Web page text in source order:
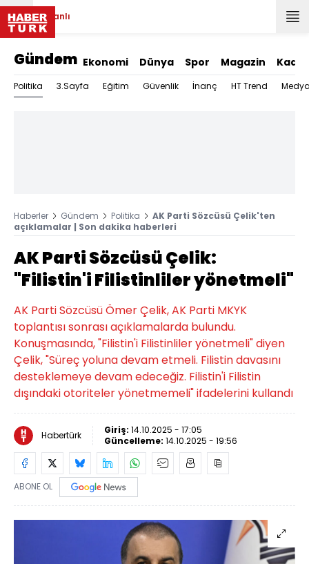
Canlı
Gündem Ekonomi Dünya Spor Magazin Kadın
Politika 3.Sayfa Eğitim Güvenlik İnanç HT Trend
Haberler Gündem Politika
AK Parti Sözcüsü Çelik'ten
açıklamalar | Son dakika haberleri
AK Parti Sözcüsü Çelik:
"Filistin'i Filistinliler yönetmeli"
AK Parti Sözcüsü Ömer Çelik, AK Parti MKYK
toplantısı sonrası açıklamalarda bulundu.
Konuşmasında, "Filistin'i Filistinliler yönetmeli" diyen
Çelik, "Süreç yoluna devam etmeli. Filistin davasını
desteklemeye devam edeceğiz. Filistin'i Filistin
dışındaki otoriteler yönetmemeli" ifadelerini kullandı
Habertürk Giriş: 14.10.2025 - 17:05
Güncelleme: 14.10.2025 - 19:56
ABONE OL